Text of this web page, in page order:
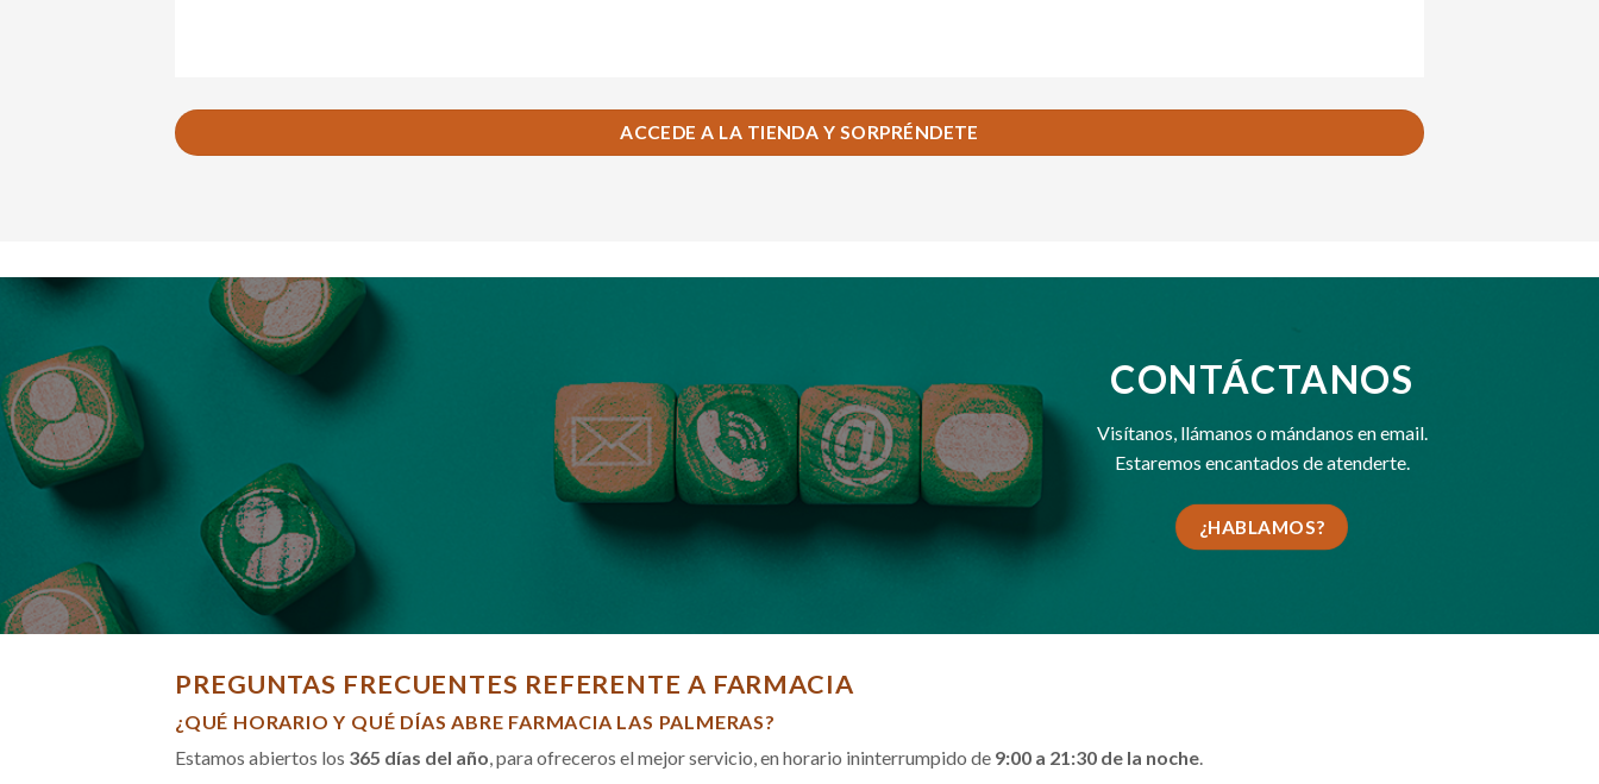
ACCEDE A LA TIENDA Y SORPRÉNDETE
CONTÁCTANOS
Visítanos, llámanos omándanos en email.
Estaremos encantados de atenderte.
¿HABLAMOS?
PREGUNTAS FRECUENTES REFERENTE A FARMACIA
¿QUÉ HORARIO Y QUÉ DÍAS ABRE FARMACIA LAS PALMERAS?
Estamos abiertos los 365 días del año, para ofreceros el mejor servicio, en horario ininterrumpido de 9:00 a 21:30 de la noche.